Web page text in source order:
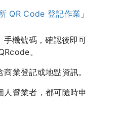
QR Code 登記作業 」
手機號碼，確認後即可
。
業登記或地點資訊。
營業者，都可隨時申